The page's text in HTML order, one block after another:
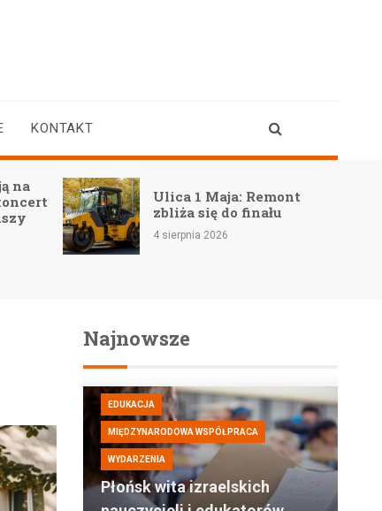
KONTAKT
na
Ulica 1 Maja: Remont
zbliża się do finału
4 sierpnia 2026
Najnowsze
EDUKACJA
MIĘDZYNARODOWA WSPÓŁPRACA
WYDARZENIA
Płońsk wita izraelskich